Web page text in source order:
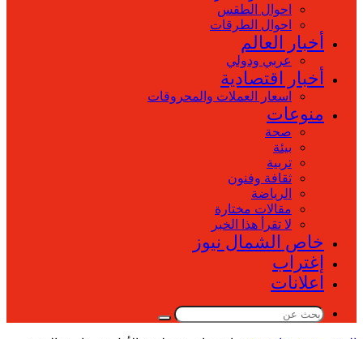
احوال الطقس
احوال الطرقات
أخبار العالم
عربي ودولي
أخبار اقتصادية
اسعار العملات والمحروقات
منوعات
صحة
بيئة
تربية
ثقافة وفنون
الرياضة
مقالات مختارة
لا تقرأ هذا الخبر
خاص الشمال نيوز
إغتراب
اعلانات
بحث
عن